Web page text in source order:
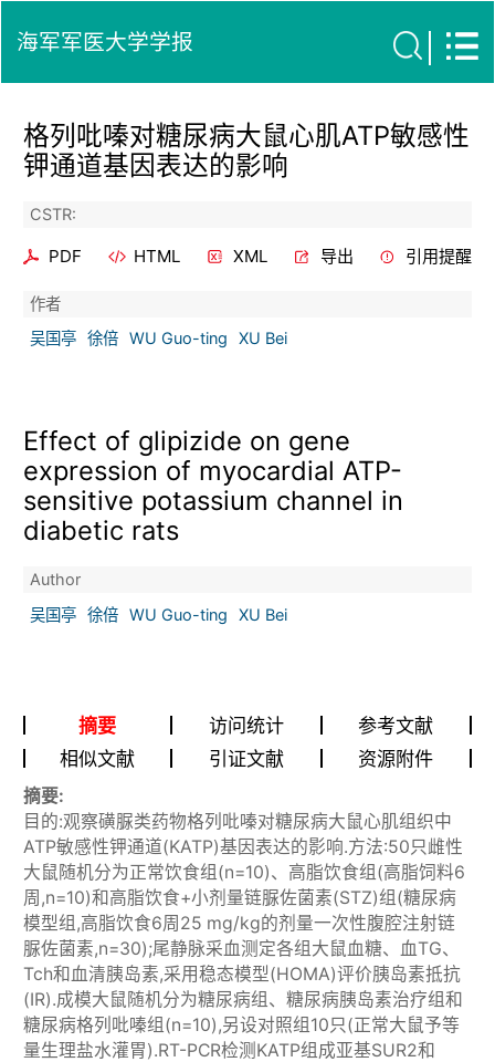
海军军医大学学报
格列吡嗪对糖尿病大鼠心肌ATP敏感性
钾通道基因表达的影响
CSTR:
PDF HTML XML 导出 引用提醒
作者
吴国亭 徐倍 WU Guo-ting XU Bei
Effect of glipizide on gene
expression of myocardial ATP-
sensitive potassium channel in
diabetic rats
Author
吴国亭 徐倍 WU Guo-ting XU Bei
摘要 访问统计
参考文献
相似文献
引证文献 资源附件
摘要:
目的:观察磺脲类药物格列吡嗪对糖尿病大鼠心肌组织中
ATP敏感性钾通道(KATP)基因表达的影响.方法:50只雌性
大鼠随机分为正常饮食组(n=10)、高脂饮食组(高脂饲料6
周,n=10)和高脂饮食+小剂量链脲佐菌素(STZ)组(糖尿病
模型组,高脂饮食6周25 mg/kg的剂量一次性腹腔注射链
脲佐菌素,n=30);尾静脉采血测定各组大鼠血糖、血TG、
Tch和血清胰岛素,采用稳态模型(HOMA)评价胰岛素抵抗
(IR).成模大鼠随机分为糖尿病组、糖尿病胰岛素治疗组和
糖尿病格列吡嗪组(n=10),另设对照组10只(正常大鼠予等
量生理盐水灌胃).RT-PCR检测KATP组成亚基SUR2和